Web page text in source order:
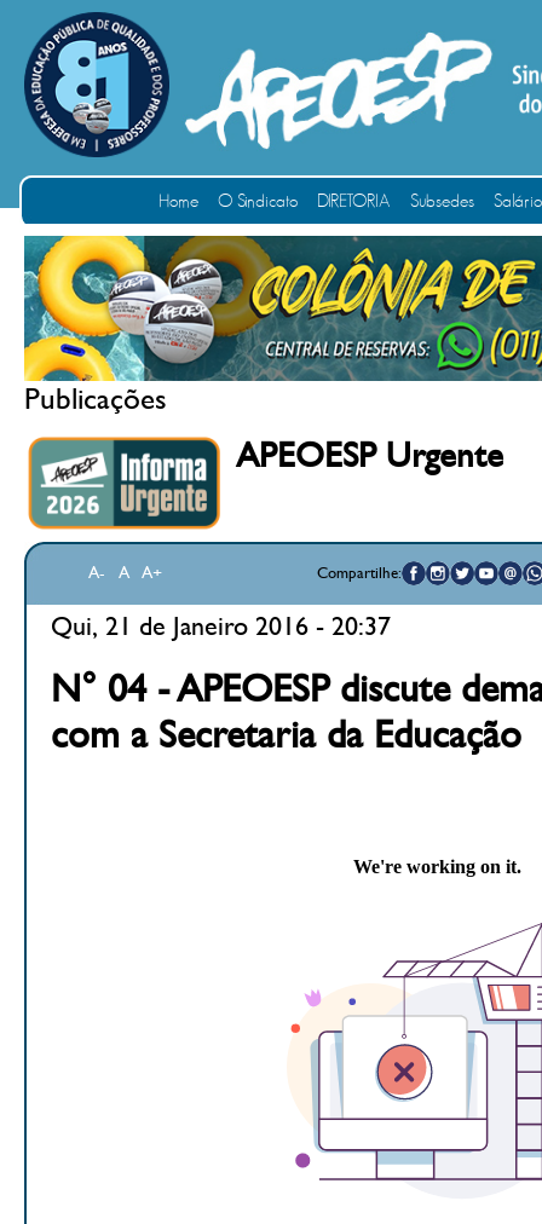
Home O Sindicato DIRETORIA Subsedes
Publicações
APEOESP Urgente
A- A A+ Compartilhe:
Qui, 21 de Janeiro 2016 - 20:37
N° 04 - APEOESP discute
com a Secretaria da Educação